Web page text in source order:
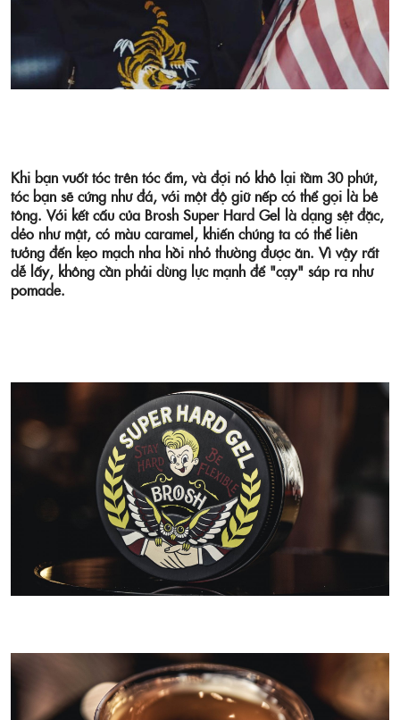
Khi bạn vuốt tóc trên tóc ẩm, và đợi nó khô lại tầm 30 phút,
tóc bạn sẽ cứng như đá, với một độ giữ nếp có thể gọi là bê
tông. Với kết cấu của Brosh Super Hard Gel là dạng sệt đặc,
dẻo như mật, có màu caramel, khiến chúng ta có thể liên
tưởng đến kẹo mạch nha hồi nhỏ thường được ăn. Vì vậy rất
dễ lấy, không cần phải dùng lực mạnh để "cạy" sáp ra như
pomade.